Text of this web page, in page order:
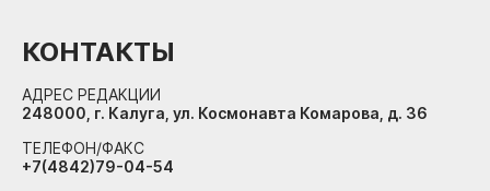
КОНТАКТЫ
АДРЕС РЕДАКЦИИ
248000, г. Калуга, ул. Космонавта Комарова, д. 36
ТЕЛЕФОН/ФАКС
+7(4842)79-04-54